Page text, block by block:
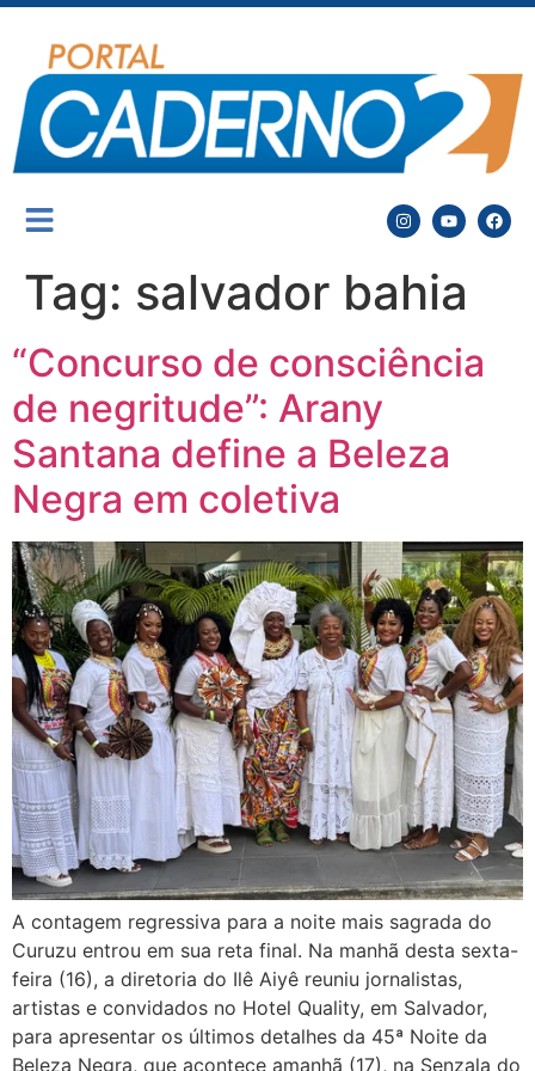
Tag: salvador bahia
“Concurso de consciência
de negritude”: Arany
Santana define a Beleza
Negra em coletiva
A contagem regressiva para a noite mais sagrada do
Curuzu entrou em sua reta final. Na manhã desta sexta-
feira (16), a diretoria do Ilê Aiyê reuniu jornalistas,
artistas e convidados no Hotel Quality, em Salvador,
para apresentar os últimos detalhes da 45ª Noite da
Beleza Negra, que acontece amanhã (17), na Senzala do